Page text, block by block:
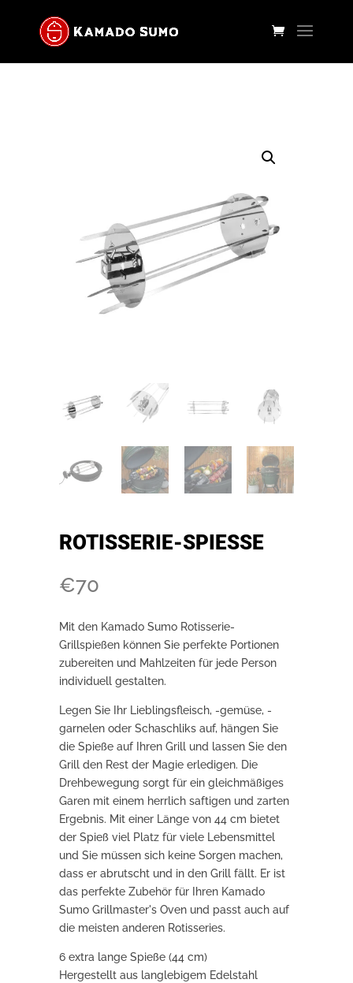
ROTISSERIE-SPIESSE
€70
Mit den Kamado Sumo Rotisserie-
Grillspießen können Sie perfekte Portionen
zubereiten und Mahlzeiten für jede Person
individuell gestalten.
Legen Sie Ihr Lieblingsfleisch, -gemüse, -
garnelen oder Schaschliks auf, hängen Sie
die Spieße auf Ihren Grill und lassen Sie den
Grill den Rest der Magie erledigen. Die
Drehbewegung sorgt für ein gleichmäßiges
Garen mit einem herrlich saftigen und zarten
Ergebnis. Mit einer Länge von 44 cm bietet
der Spieß viel Platz für viele Lebensmittel
und Sie müssen sich keine Sorgen machen,
dass er abrutscht und in den Grill fällt. Er ist
das perfekte Zubehör für Ihren Kamado
Sumo Grillmaster's Oven und passt auch auf
die meisten anderen Rotisseries.
6 extra lange Spieße (44 cm)
Hergestellt aus langlebigem Edelstahl